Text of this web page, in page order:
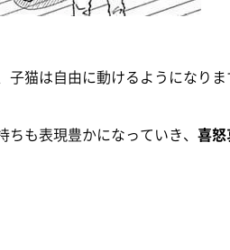
猫は自由に動けるようになりま
も表現豊かになっていき、 喜